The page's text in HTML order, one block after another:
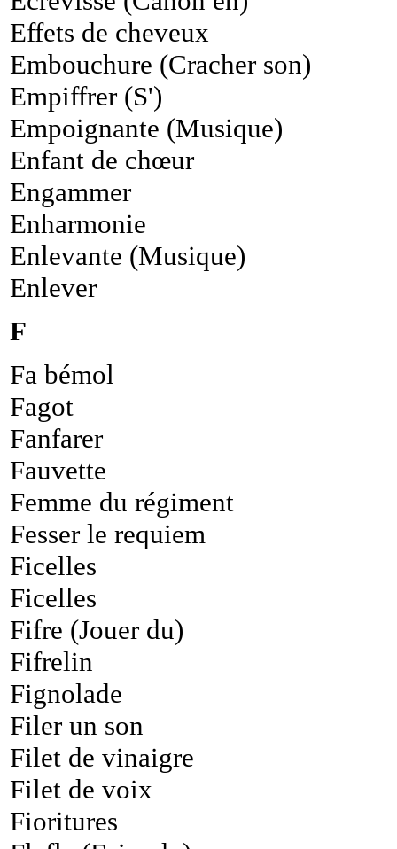
Effets de cheveux
Embouchure (Cracher son)
Empiffrer (S')
Empoignante (Musique)
Enfant de chœur
Engammer
Enharmonie
Enlevante (Musique)
Enlever
F
Fa bémol
Fagot
Fanfarer
Fauvette
Femme du régiment
Fesser le requiem
Ficelles
Ficelles
Fifre (Jouer du)
Fifrelin
Fignolade
Filer un son
Filet de vinaigre
Filet de voix
Fioritures